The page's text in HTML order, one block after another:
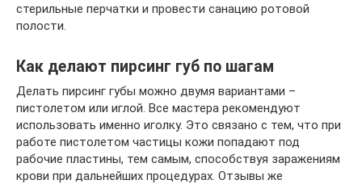
стерильные перчатки и провести санацию ротовой
полости.
Как делают пирсинг губ по шагам
Делать пирсинг губы можно двумя вариантами –
пистолетом или иглой. Все мастера рекомендуют
использовать именно иголку. Это связано с тем, что при
работе пистолетом частицы кожи попадают под
рабочие пластины, тем самым, способствуя заражениям
крови при дальнейших процедурах. Отзывы же